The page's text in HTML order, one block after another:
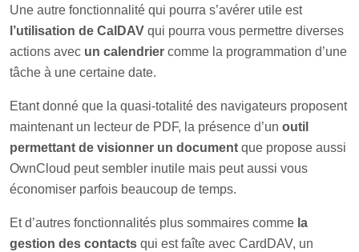
Une autre fonctionnalité qui pourra s’avérer utile est
l’utilisation de CalDAV qui pourra vous permettre diverses
actions avec un calendrier comme la programmation d’une
tâche à une certaine date.
Etant donné que la quasi-totalité des navigateurs proposent
maintenant un lecteur de PDF, la présence d’un outil
permettant de visionner un document que propose aussi
OwnCloud peut sembler inutile mais peut aussi vous
économiser parfois beaucoup de temps.
Et d’autres fonctionnalités plus sommaires comme la
gestion des contacts qui est faîte avec CardDAV, un